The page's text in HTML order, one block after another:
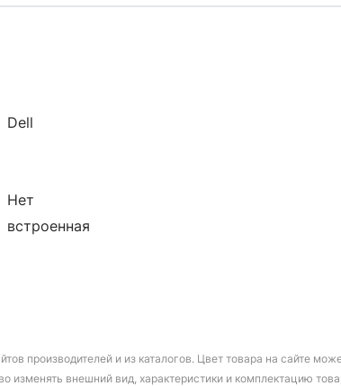
Dell
Нет
встроенная
производителей и из каталогов. Цвет товара на сайте
внешний вид, характеристики и комплектацию